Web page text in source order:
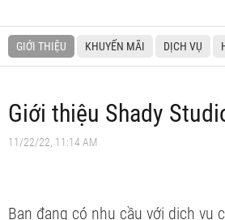
GIỚI THIỆU KHUYẾN MÃI DỊCH VỤ
Giới thiệu Shady
11/22/22, 11:14 AM
Bạn đang có nhu cầu với dịch vụ